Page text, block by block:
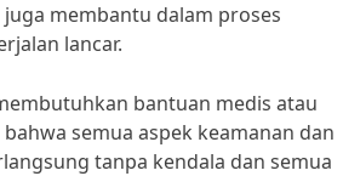
membantu dalam proses
lancar.
bantuan medis atau
semua aspek keamanan dan
tanpa kendala dan semua